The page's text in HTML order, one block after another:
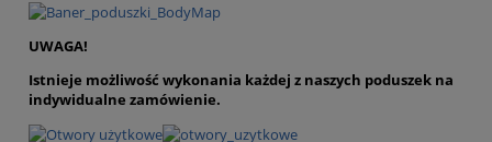
UWAGA!
Istnieje możliwość wykonania każdej z naszych poduszek na
indywidualne zamówienie.